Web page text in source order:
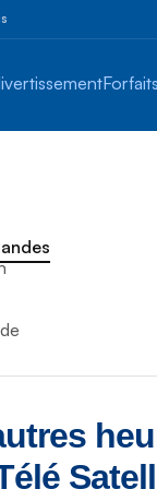
Forfaits